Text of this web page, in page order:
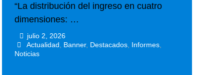
“La distribución del ingreso en cuatro
dimensiones: …
julio 2, 2026
Actualidad Banner, Destacados, Informes,
Noticias